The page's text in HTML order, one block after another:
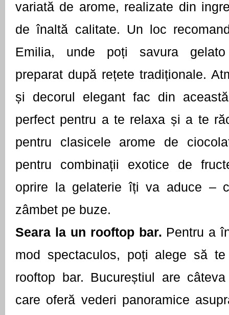
variată de arome, realizate din
de înaltă calitate. Un loc
Emilia, unde poți savura
preparat după rețete tradiționale.
și decorul elegant fac din
perfect pentru a te relaxa și a te
pentru clasicele arome de
pentru combinații exotice de
oprire la gelaterie îți va aduce –
zâmbet pe buze.
Seara la un rooftop bar. Pentru a
mod spectaculos, poți alege să
rooftop bar. Bucureștiul are
care oferă vederi panoramice